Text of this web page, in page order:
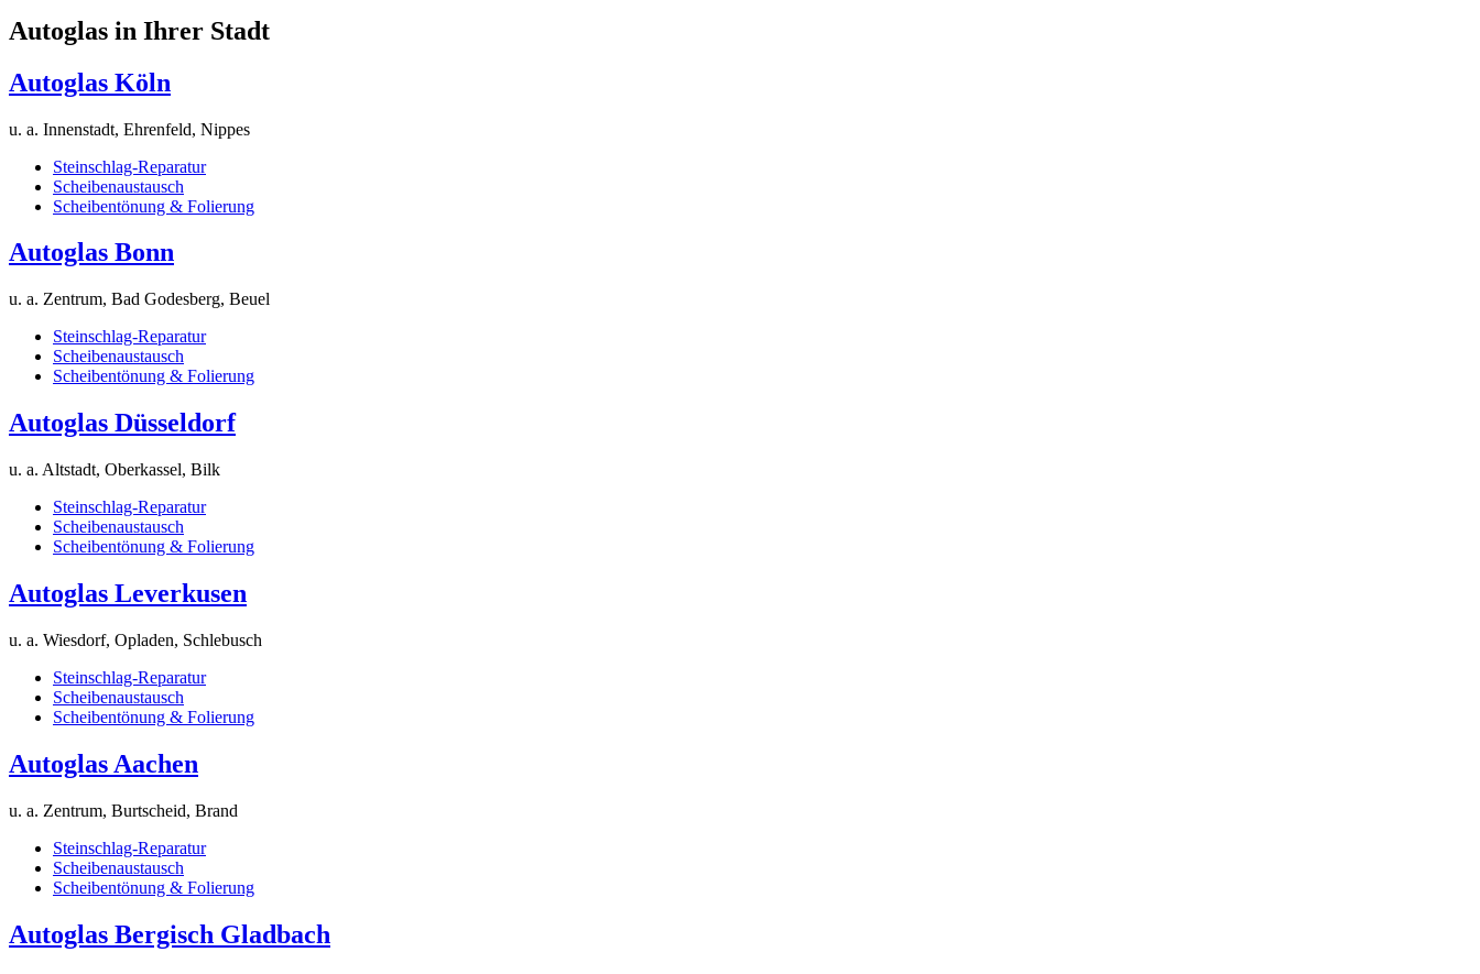
Autoglas in Ihrer Stadt
Autoglas Köln
u. a. Innenstadt, Ehrenfeld, Nippes
Steinschlag-Reparatur
Scheibenaustausch
Scheibentönung & Folierung
Autoglas Bonn
u. a. Zentrum, Bad Godesberg, Beuel
Steinschlag-Reparatur
Scheibenaustausch
Scheibentönung & Folierung
Autoglas Düsseldorf
u. a. Altstadt, Oberkassel, Bilk
Steinschlag-Reparatur
Scheibenaustausch
Scheibentönung & Folierung
Autoglas Leverkusen
u. a. Wiesdorf, Opladen, Schlebusch
Steinschlag-Reparatur
Scheibenaustausch
Scheibentönung & Folierung
Autoglas Aachen
u. a. Zentrum, Burtscheid, Brand
Steinschlag-Reparatur
Scheibenaustausch
Scheibentönung & Folierung
Autoglas Bergisch Gladbach